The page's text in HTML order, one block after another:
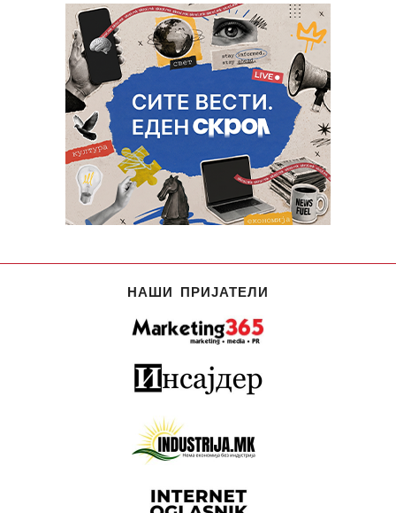
НАШИ ПРИЈАТЕЛИ